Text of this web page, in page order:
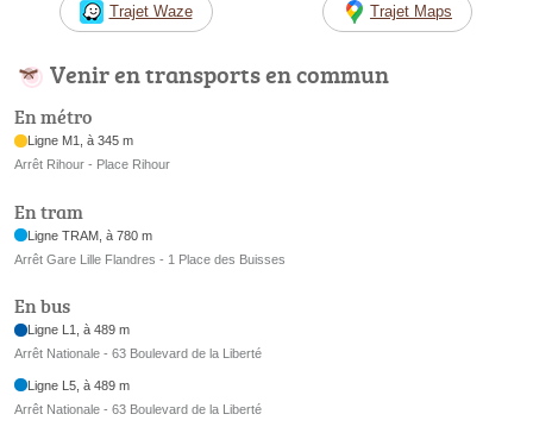
Trajet Waze Trajet Maps
Venir en transports en commun
En métro
Ligne M1, à 345 m
Arrêt Rihour - Place Rihour
En tram
Ligne TRAM, à 780 m
Arrêt Gare Lille Flandres - 1 Place des Buisses
En bus
Ligne L1, à 489 m
Arrêt Nationale - 63 Boulevard de la Liberté
Ligne L5, à 489 m
Arrêt Nationale - 63 Boulevard de la Liberté